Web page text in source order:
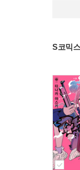
S코믹